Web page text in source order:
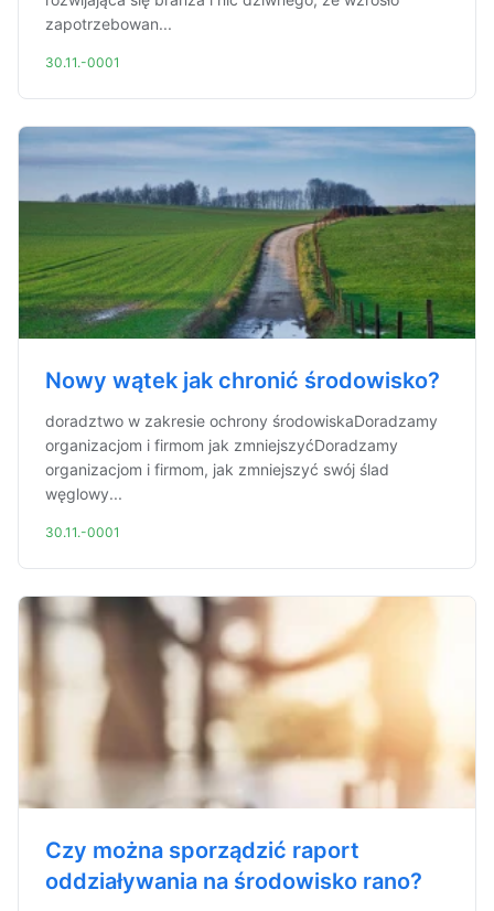
zapotrzebowan...
30.11.-0001
Nowy wątek jak chronić środowisko?
doradztwo w zakresie ochrony środowiskaDoradzamy
organizacjom i firmom jak zmniejszyćDoradzamy
organizacjom i firmom, jak zmniejszyć swój ślad
węglowy...
30.11.-0001
Czy można sporządzić raport
oddziaływania na środowisko rano?